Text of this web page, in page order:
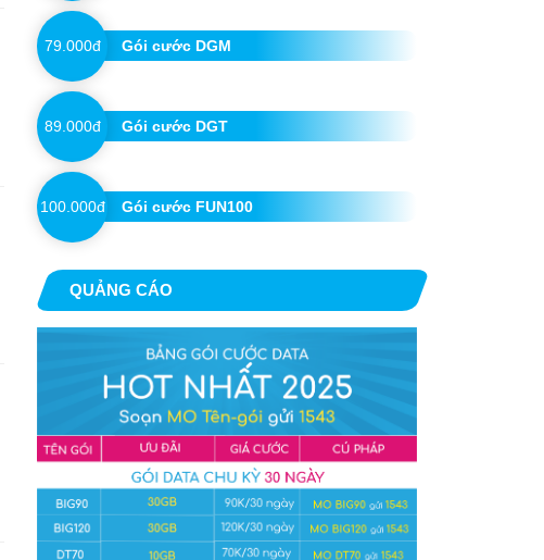
79.000đ Gói cước DGM
89.000đ Gói cước DGT
100.000đ Gói cước FUN100
QUẢNG CÁO